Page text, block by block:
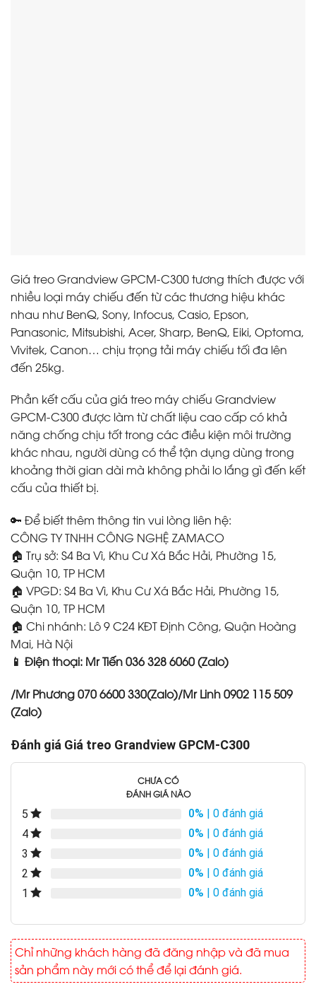
Giá treo Grandview GPCM-C300 tương thích được với
nhiều loại máy chiếu đến từ các thương hiệu khác
nhau như BenQ, Sony, Infocus, Casio, Epson,
Panasonic, Mitsubishi, Acer, Sharp, BenQ, Eiki, Optoma,
Vivitek, Canon… chịu trọng tải máy chiếu tối đa lên
đến 25kg.
Phần kết cấu của giá treo máy chiếu Grandview
GPCM-C300 được làm từ chất liệu cao cấp có khả
năng chống chịu tốt trong các điều kiện môi trường
khác nhau, người dùng có thể tận dụng dùng trong
khoảng thời gian dài mà không phải lo lắng gì đến kết
cấu của thiết bị.
🔑 Để biết thêm thông tin vui lòng liên hệ:
CÔNG TY TNHH CÔNG NGHỆ ZAMACO
🏠 Trụ sở: S4 Ba Vì, Khu Cư Xá Bắc Hải, Phường 15,
Quận 10, TP HCM
🏠 VPGD: S4 Ba Vì, Khu Cư Xá Bắc Hải, Phường 15,
Quận 10, TP HCM
🏠 Chi nhánh: Lô 9 C24 KĐT Định Công, Quận Hoàng
Mai, Hà Nội
📱 Điện thoại: Mr Tiến 036 328 6060 (Zalo)
/Mr Phương 070 6600 330(Zalo)/Mr Linh 0902 115 509
(Zalo)
Đánh giá Giá treo Grandview GPCM-C300
CHƯA CÓ
ĐÁNH GIÁ NÀO
5 0% | 0 đánh giá
4
0% | 0 đánh giá
3
0% | 0 đánh giá
2
0% | 0 đánh giá
1
0% | 0 đánh giá
Chỉ những khách hàng đã đăng nhập và đã mua
sản phẩm này mới có thể để lại đánh giá.